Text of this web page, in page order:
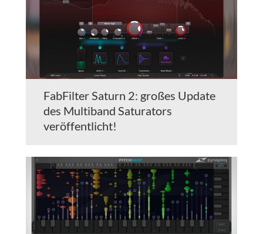
FabFilter Saturn 2: großes Update
des Multiband Saturators
veröffentlicht!